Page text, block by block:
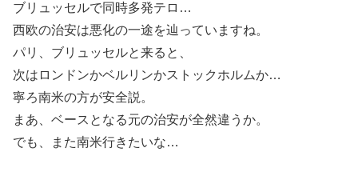
ブリュッセルで同時多発テロ…
西欧の治安は悪化の一途を辿っていますね。
パリ、ブリュッセルと来ると、
次はロンドンかベルリンかストックホルムか…
寧ろ南米の方が安全説。
まあ、ベースとなる元の治安が全然違うか。
でも、また南米行きたいな…